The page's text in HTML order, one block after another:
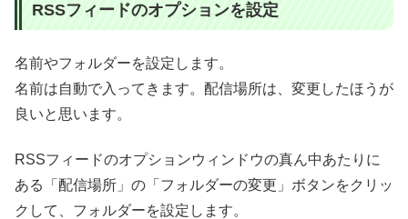
RSSフィードのオプションを設定
名前やフォルダーを設定します。
名前は自動で入ってきます。配信場所は、変更したほうが
良いと思います。
RSSフィードのオプションウィンドウの真ん中あたりに
ある「配信場所」の「フォルダーの変更」ボタンをクリッ
クして、フォルダーを設定します。